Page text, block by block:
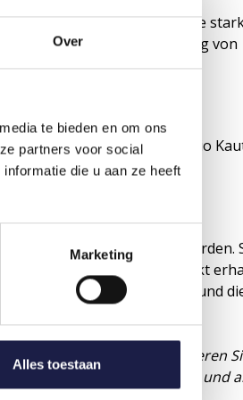
Over
te bieden en om ons
partners voor social
die u aan ze heeft
Marketing
Alles toestaan
Pyrantel und ist somit eine
und zur Vorbeugung von
von Simparica Trio
festlegen.
Nahrung vermischt werden.
die Sie mit diesem Produkt
durch, bevor Sie Ihrem Hund
werden. Bitte konsultieren
Bewahren Sie dieses und